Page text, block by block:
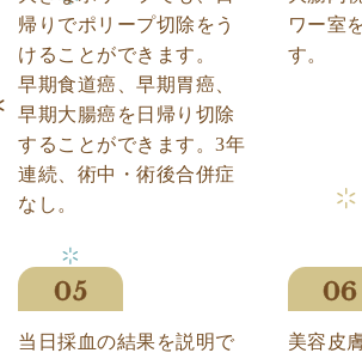
帰りでポリープ切除をう
けることができます。
早期食道癌、早期胃癌、
早期大腸癌を日帰り切除
することができます。3年
連続、術中・術後合併症
なし。
ワー室
す。
当日採血の結果を説明で
美容皮